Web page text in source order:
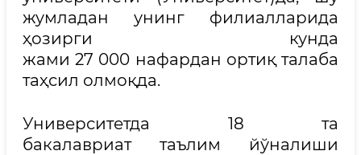
жумладан унинг филиалларида
ҳозирги кунда
жами 27 000 нафардан ортиқ талаба
таҳсил олмоқда.
Университетда 18 та
бакалавриат таълим йўналиши